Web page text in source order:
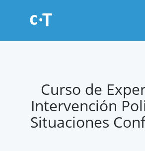
Curso de
Intervención
Situaciones